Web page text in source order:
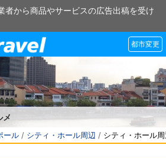
者から商品やサービスの広告出稿を受け
都市変更
メ
ール / シティ・ホール周辺 / シティ・ホール